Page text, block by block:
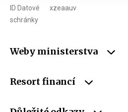
ID Datové
schránky
xzeaauv
Weby ministerstva
Resort financí